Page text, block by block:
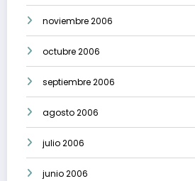
noviembre 2006
octubre 2006
septiembre 2006
agosto 2006
julio 2006
junio 2006